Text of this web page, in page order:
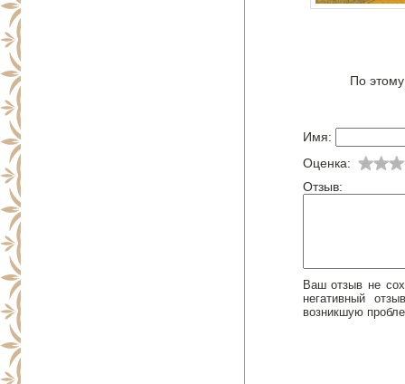
По
Имя:
Оценка:
Отзыв:
Ваш отзыв не
негативный
возникшую